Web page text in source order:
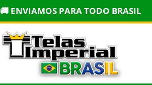
🚚 ENVIAMOS PARA TODO BRASIL